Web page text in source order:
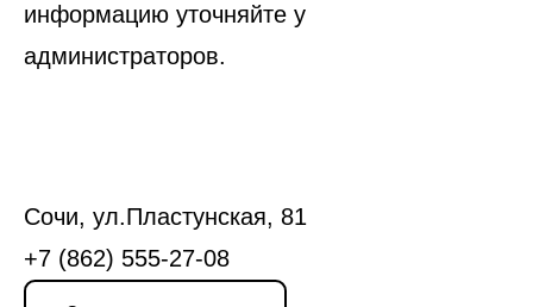
информацию уточняйте у
администраторов.
Сочи, ул.Пластунская, 81
+7 (862) 555-27-08